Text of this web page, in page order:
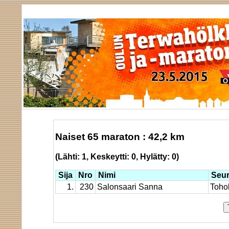
Naiset 65 maraton : 42,2 km
(Lähti: 1, Keskeytti: 0, Hylätty: 0)
Sija Nro Nimi
1.
230 Salonsaari Sanna